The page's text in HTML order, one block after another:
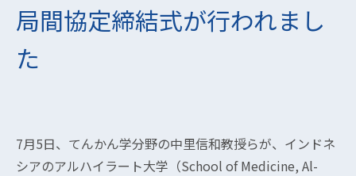
局間協定締結式が行われまし
た
7月5日、てんかん学分野の中里信和教授らが、インドネ
シアのアルハイラート大学（School of Medicine, Al-